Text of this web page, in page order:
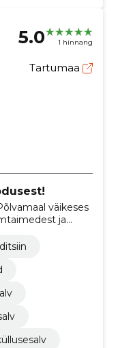
5.0 1 hinnang
Tartumaa
väikeses
ja